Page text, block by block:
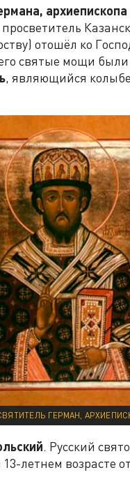
архиепископа
отошёл ко
святые мощи
, являющийся
ГЕРМАН,
. Русский
летнем возрасте